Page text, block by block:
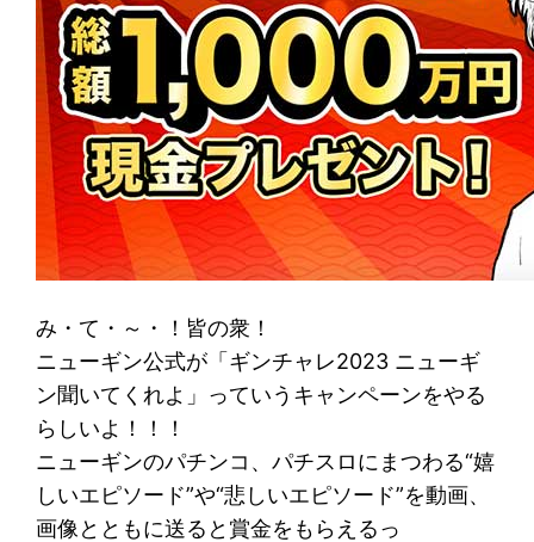
み・て・～・！皆の衆！
ニューギン公式が「ギンチャレ2023 ニューギ
ン聞いてくれよ」っていうキャンペーンをやる
らしいよ！！！
ニューギンのパチンコ、パチスロにまつわる“嬉
しいエピソード”や“悲しいエピソード”を動画、
画像とともに送ると賞金をもらえるっ